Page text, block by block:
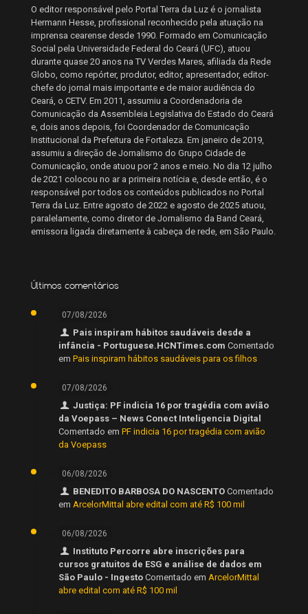
O editor responsável pelo Portal Terra da Luz é o jornalista
Hermann Hesse, profissional reconhecido pela atuação na
imprensa cearense desde 1990. Formado em Comunicação
Social pela Universidade Federal do Ceará (UFC), atuou
durante quase 20 anos na TV Verdes Mares, afiliada da Rede
Globo, como repórter, produtor, editor, apresentador, editor-
chefe do jornal mais importante e de maior audiência do
Ceará, o CETV. Em 2011, assumiu a Coordenadoria de
Comunicação da Assembleia Legislativa do Estado do Ceará
e, dois anos depois, foi Coordenador de Comunicação
Institucional da Prefeitura de Fortaleza. Em janeiro de 2019,
assumiu a direção de Jornalismo do Grupo Cidade de
Comunicação, onde atuou por 2 anos e meio. No dia 12 julho
de 2021 colocou no ar a primeira notícia e, desde então, é o
responsável por todos os conteúdos publicados no Portal
Terra da Luz. Entre agosto de 2022 e agosto de 2025 atuou,
paralelamente, como diretor de Jornalismo da Band Ceará,
emissora ligada diretamente à cabeça de rede, em São Paulo.
Últimos comentários
07/08/2026
Pais inspiram hábitos saudáveis desde a
infância - Portuguese.HCNTimes.com Comentado
em Pais inspiram hábitos saudáveis para os filhos
07/08/2026
Justiça: PF indicia 16 por tragédia com avião
da Voepass – News Conect Inteligencia Digital
Comentado em PF indicia 16 por tragédia com avião
da Voepass
06/08/2026
BENEDITO BARBOSA DO NASCENTO Comentado
em ArcelorMittal abre edital com até R$ 100 mil
06/08/2026
Instituto Percorre abre inscrições para
cursos gratuitos de ESG e análise de dados em
São Paulo - Ingesto Comentado em ArcelorMittal
abre edital com até R$ 100 mil